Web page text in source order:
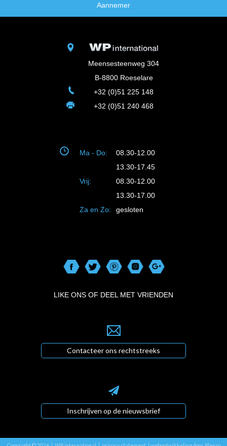
Aannemer
Meensesteenweg 304
B-8800 Roeselare
+32 (0)51 225 148
+32 (0)51 240 468
Ma - Do:
08.30-12.00
13.30-17.45
Vrij:
08.30-12.00
13.30-17.00
Za en Zo:
gesloten
LIKE ONS OF DEEL MET VRIENDEN
Contacteer ons rechtstreeks
Inschrijven op de nieuwsbrief